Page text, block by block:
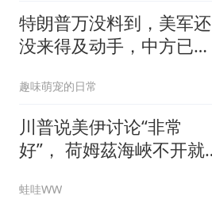
特朗普万没料到，美军还
没来得及动手，中方已经
趣味萌宠的日常
川普说美伊讨论“非常
好”， 荷姆茲海峽不开就
谢寒冰｜辣晚报20260805
蛙哇WW